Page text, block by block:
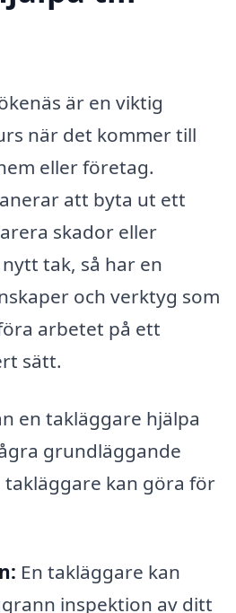
är en viktig
när det kommer till
eller företag.
att byta ut ett
skador eller
tak, så har en
och verktyg som
arbetet på ett
sätt.
en takläggare hjälpa
grundläggande
kan göra för
En takläggare kan
inspektion av ditt